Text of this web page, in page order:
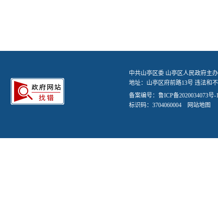
中共山亭区委 山亭区人民政府主
地址：山亭区府前路13号 违法和
备案编号： 鲁ICP备2020034073号-
标识码：3704060004 网站地图